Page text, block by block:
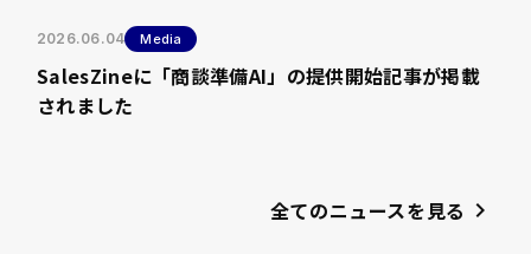
2026.06.04 Media
SalesZineに「商談準備AI」の提供開始記事が掲載
されました
全てのニュースを見る